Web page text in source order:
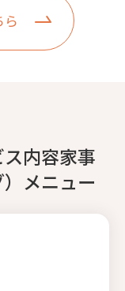
内容家事
メニュー